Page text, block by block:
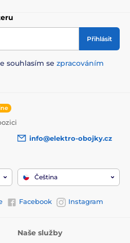
Přihlásit
souhlasím se zpracováním
info@elektro-obojky.cz
Čeština
Facebook Instagram
Naše služby